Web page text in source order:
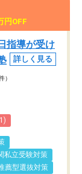
円OFF
指導が受け
詳しく見る
）
私立受験対策
薦型選抜対策